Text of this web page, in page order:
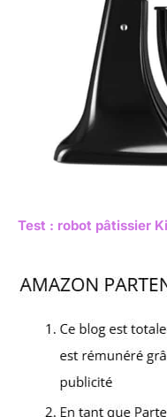
Test : robot pâtissier